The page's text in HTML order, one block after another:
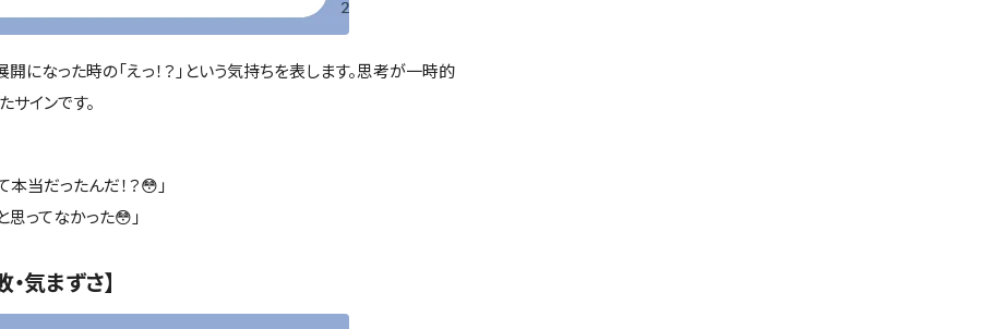
になった時の「えっ！？」という気持ちを表します。思考が一時的
サインです。
本当だったんだ！？😳」
思ってなかった😳」
気まずさ】